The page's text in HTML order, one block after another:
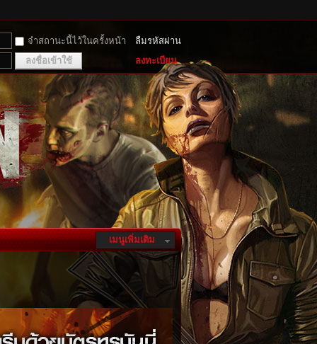
จำสถานะนี้ไว้ในครั้งหน้า
ลืมรหัสผ่าน
ลงชื่อเข้าใช้ ลงทะเบียน
เมนูเพิ่มเติม